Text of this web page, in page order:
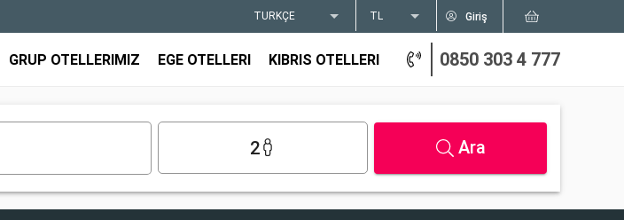
TÜRKÇE TL Giriş
GRUP OTELLERIMIZ EGE OTELLERI KIBRIS OTELLERI 0850 303 4 777
2 Ara